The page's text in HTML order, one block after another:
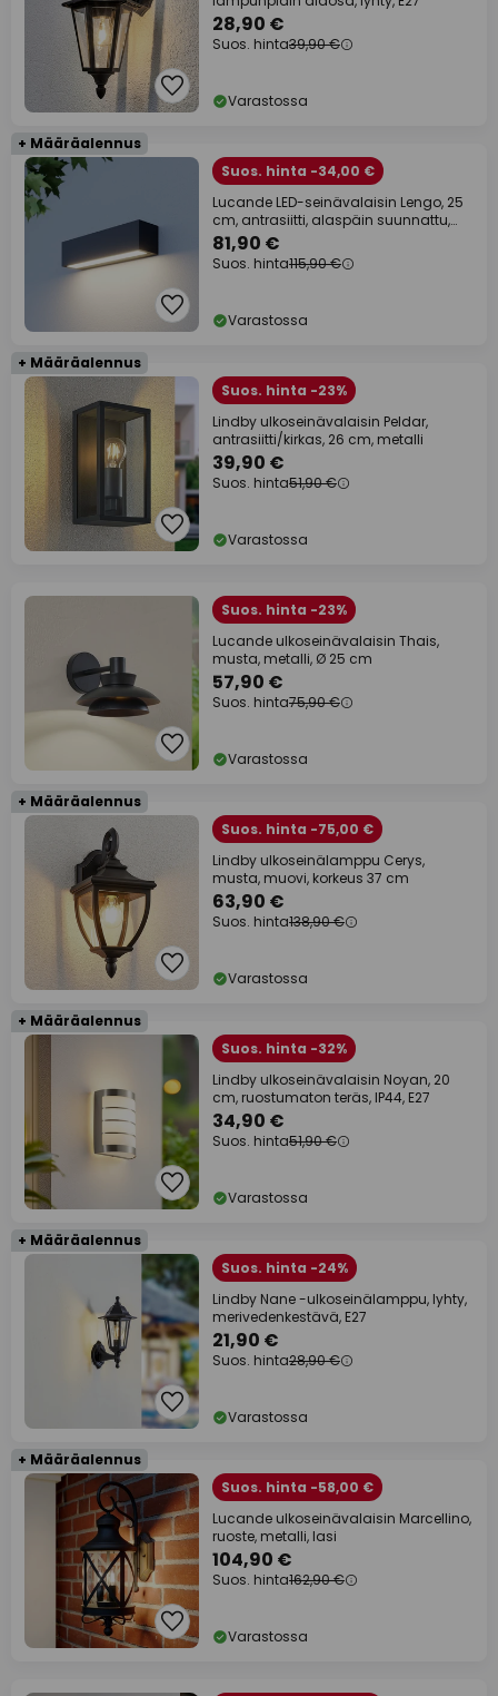
28,90 €
Suos. hinta39,90 €
Varastossa
+ Määräalennus
Suos. hinta -34,00 €
Lucande LED-seinävalaisin Lengo, 25
cm, antrasiitti, alaspäin suunnattu,
3000K
81,90 €
Suos. hinta115,90 €
Varastossa
+ Määräalennus
Suos. hinta -23%
Lindby ulkoseinävalaisin Peldar,
antrasiitti/kirkas, 26 cm, metalli
39,90 €
Suos. hinta51,90 €
Varastossa
Suos. hinta -23%
Lucande ulkoseinävalaisin Thais,
musta, metalli, Ø 25 cm
57,90 €
Suos. hinta75,90 €
Varastossa
+ Määräalennus
Suos. hinta -75,00 €
Lindby ulkoseinälamppu Cerys,
musta, muovi, korkeus 37 cm
63,90 €
Suos. hinta138,90 €
Varastossa
+ Määräalennus
Suos. hinta -32%
Lindby ulkoseinävalaisin Noyan, 20
cm, ruostumaton teräs, IP44, E27
34,90 €
Suos. hinta51,90 €
Varastossa
+ Määräalennus
Suos. hinta -24%
Lindby Nane -ulkoseinälamppu, lyhty,
merivedenkestävä, E27
21,90 €
Suos. hinta28,90 €
Varastossa
+ Määräalennus
Suos. hinta -58,00 €
Lucande ulkoseinävalaisin Marcellino,
ruoste, metalli, lasi
104,90 €
Suos. hinta162,90 €
Varastossa